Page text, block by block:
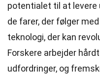
potentialet til at levere
de farer, der følger
teknologi, der kan
Forskere arbejder
udfordringer, og